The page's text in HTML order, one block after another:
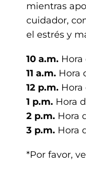
mientras
cuidador,
el estrés y
10 a.m. Hora
11 a.m. Hora
12 p.m. Hora
1 p.m. Hora
2 p.m. Hora
3 p.m. Hora
*Por favor,